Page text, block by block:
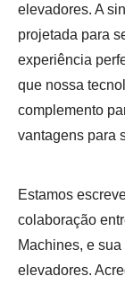
elevadores. A
projetada para
experiência
que nossa
complemento
vantagens para
Estamos
colaboração
Machines, e
elevadores.